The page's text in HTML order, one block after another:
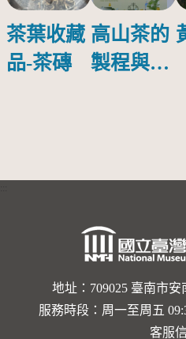
茶葉收藏
品-茶磚
高山茶的
製程與品
地址：709025 臺南市
服務時段：周一至周五
客服